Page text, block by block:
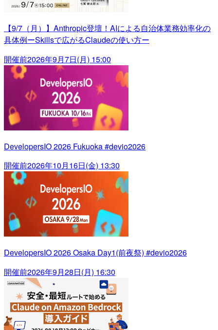
【9/7（月）】Anthropic登壇！AIによる自治体業務効率化の
具体例ーSkillsで広がるClaudeの使い方ー
開催前2026年9月7日(月) 15:00
DevelopersIO 2026 Fukuoka #devio2026
開催前2026年10月16日(金) 13:30
DevelopersIO 2026 Osaka Day1(前夜祭) #devio2026
開催前2026年9月28日(月) 16:30